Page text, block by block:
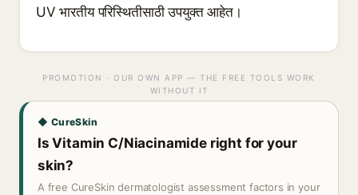
UV भारतीय परिस्थितीसाठी उपयुक्त आहेत।
PROMOTION · OUR OWN APP — THE FREE TOOLS WORK
WITHOUT IT
◆ CureSkin
Is Vitamin C/Niacinamide right for your
skin?
A free CureSkin dermatologist assessment factors in your